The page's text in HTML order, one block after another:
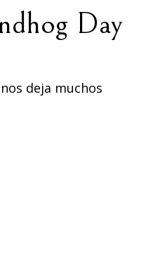
Day
deja muchos